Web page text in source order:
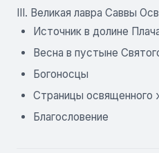
III. Великая лавра Саввы
Источник в долине
Весна в пустыне
Богоносцы
Страницы освященного
Благословение